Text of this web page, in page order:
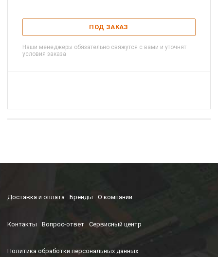
ПОД ЗАКАЗ
Наши менеджеры обязательно свяжутся с вами и уточнят
условия заказа
Доставка и оплата Бренды О компании
Контакты Вопрос-ответ Сервисный центр
Политика обработки персональных данных